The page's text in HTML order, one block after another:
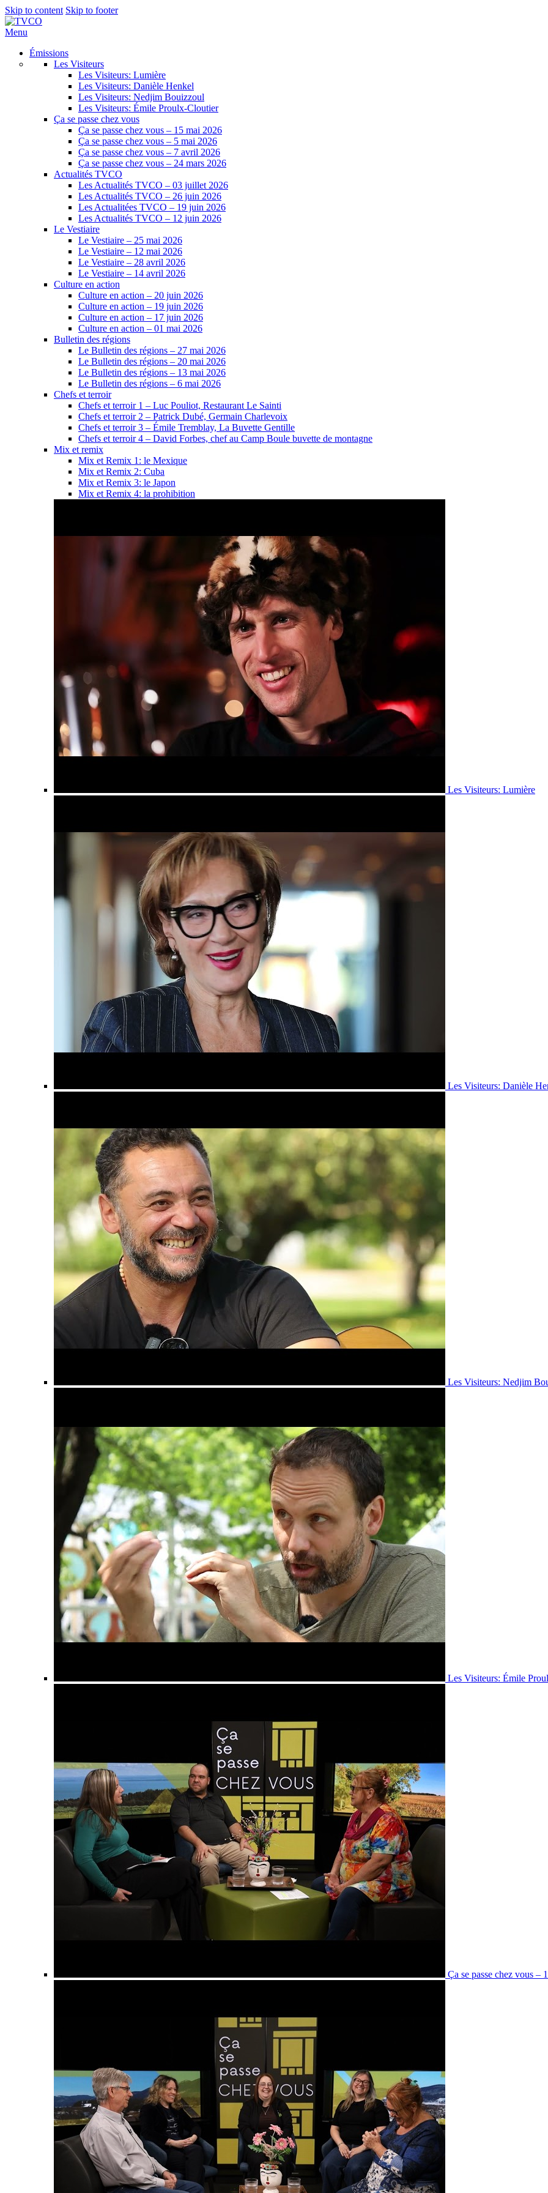
Skip to content Skip to footer
Menu
Émissions
Les Visiteurs
Les Visiteurs: Lumière
Les Visiteurs: Danièle Henkel
Les Visiteurs: Nedjim Bouizzoul
Les Visiteurs: Émile Proulx-Cloutier
Ça se passe chez vous
Ça se passe chez vous – 15 mai 2026
Ça se passe chez vous – 5 mai 2026
Ça se passe chez vous – 7 avril 2026
Ça se passe chez vous – 24 mars 2026
Actualités TVCO
Les Actualités TVCO – 03 juillet 2026
Les Actualités TVCO – 26 juin 2026
Les Actualitées TVCO – 19 juin 2026
Les Actualités TVCO – 12 juin 2026
Le Vestiaire
Le Vestiaire – 25 mai 2026
Le Vestiaire – 12 mai 2026
Le Vestiaire – 28 avril 2026
Le Vestiaire – 14 avril 2026
Culture en action
Culture en action – 20 juin 2026
Culture en action – 19 juin 2026
Culture en action – 17 juin 2026
Culture en action – 01 mai 2026
Bulletin des régions
Le Bulletin des régions – 27 mai 2026
Le Bulletin des régions – 20 mai 2026
Le Bulletin des régions – 13 mai 2026
Le Bulletin des régions – 6 mai 2026
Chefs et terroir
Chefs et terroir 1 – Luc Pouliot, Restaurant Le Sainti
Chefs et terroir 2 – Patrick Dubé, Germain Charlevoix
Chefs et terroir 3 – Émile Tremblay, La Buvette Gentille
Chefs et terroir 4 – David Forbes, chef au Camp Boule buvette de montagne
Mix et remix
Mix et Remix 1: le Mexique
Mix et Remix 2: Cuba
Mix et Remix 3: le Japon
Mix et Remix 4: la prohibition
Les Visiteurs: Lumière
Les Visiteurs: Danièle
Les Visiteurs: Nedjim
Les Visiteurs: Émile
Ça se passe chez vous –